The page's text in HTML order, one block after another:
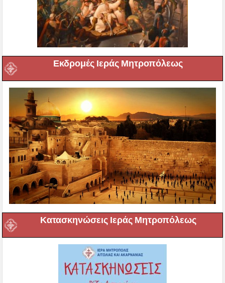
Εκδρομές Ιεράς Μητροπόλεως
Κατασκηνώσεις Ιεράς Μητροπόλεως